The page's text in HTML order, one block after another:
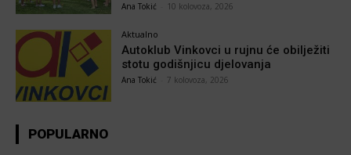
Ana Tokić 10 kolovoza, 2026
Aktualno
Autoklub Vinkovci u rujnu će obilježiti
stotu godišnjicu djelovanja
Ana Tokić 7 kolovoza, 2026
POPULARNO